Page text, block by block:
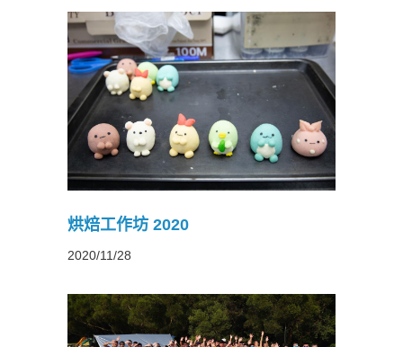
烘焙工作坊 2020
2020/11/28